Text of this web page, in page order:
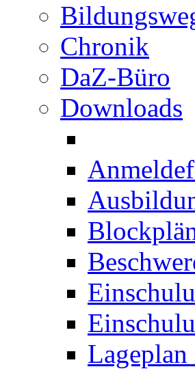
Chronik
DaZ-Büro
Downloads
Lageplan